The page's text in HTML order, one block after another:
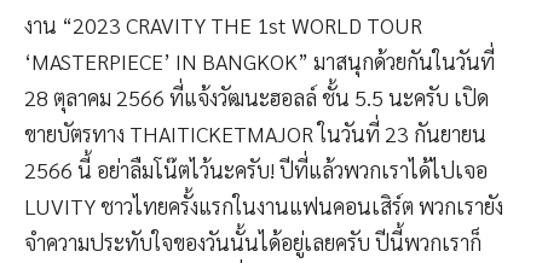
งาน “2023 CRAVITY THE 1st WORLD TOUR
‘MASTERPIECE’ IN BANGKOK” มาสนุกด้วยกันในวันที่
28 ตุลาคม 2566 ที่แจ้งวัฒนะฮอลล์ ชั้น 5.5 นะครับ เปิด
ขายบัตรทาง THAITICKETMAJOR ในวันที่ 23 กันยายน
2566 นี้ อย่าลืมโน๊ตไว้นะครับ! ปีที่แล้วพวกเราได้ไปเจอ
LUVITY ชาวไทยครั้งแรกในงานแฟนคอนเสิร์ต พวกเรายัง
จำความประทับใจของวันนั้นได้อยู่เลยครับ ปีนี้พวกเราก็